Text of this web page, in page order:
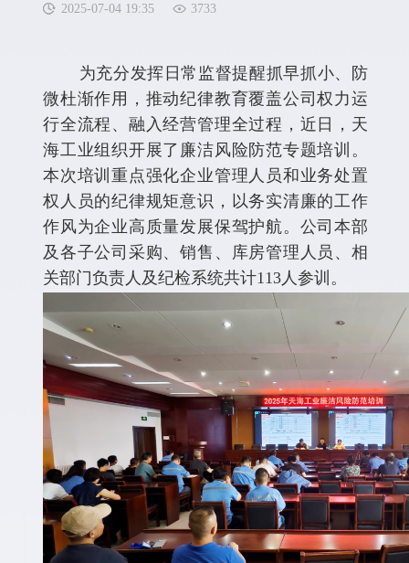
2025-07-04 19:35 3733
为充分发挥日常监督提醒抓早抓小、防
微杜渐作用，推动纪律教育覆盖公司权力运
行全流程、融入经营管理全过程，近日，天
海工业组织开展了廉洁风险防范专题培训。
本次培训重点强化企业管理人员和业务处置
权人员的纪律规矩意识，以务实清廉的工作
作风为企业高质量发展保驾护航。公司本部
及各子公司采购、销售、库房管理人员、相
关部门负责人及纪检系统共计113人参训。